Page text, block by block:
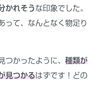
かれそうな印象でした。
って、なんとなく物足り
つかったように、 種類が
見つかるはずです！どの